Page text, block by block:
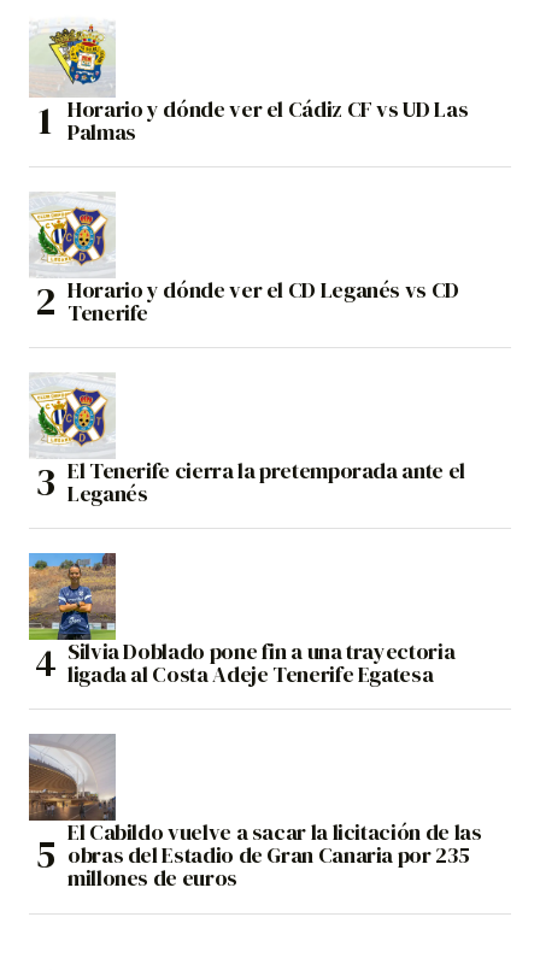
Horario y dónde ver el Cádiz CF vs UD Las
Palmas
Horario y dónde ver el CD Leganés vs CD
Tenerife
El Tenerife cierra la pretemporada ante el
Leganés
Silvia Doblado pone fin a una trayectoria
ligada al Costa Adeje Tenerife Egatesa
El Cabildo vuelve a sacar la licitación de las
obras del Estadio de Gran Canaria por 235
millones de euros